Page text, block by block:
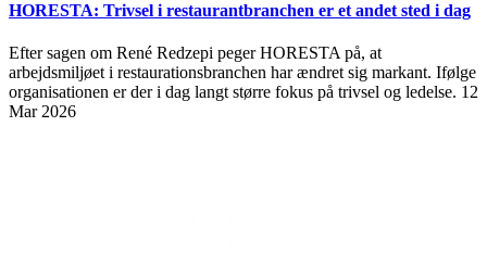
HORESTA: Trivsel i restaurantbranchen er et andet sted i dag
Efter sagen om René Redzepi peger HORESTA på, at
arbejdsmiljøet i restaurationsbranchen har ændret sig markant. Ifølge
organisationen er der i dag langt større fokus på trivsel og ledelse. 12
Mar 2026